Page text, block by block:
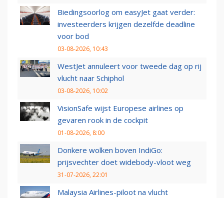
Biedingsoorlog om easyJet gaat verder:
investeerders krijgen dezelfde deadline
voor bod
03-08-2026, 10:43
WestJet annuleert voor tweede dag op rij
vlucht naar Schiphol
03-08-2026, 10:02
VisionSafe wijst Europese airlines op
gevaren rook in de cockpit
01-08-2026, 8:00
Donkere wolken boven IndiGo:
prijsvechter doet widebody-vloot weg
31-07-2026, 22:01
Malaysia Airlines-piloot na vlucht